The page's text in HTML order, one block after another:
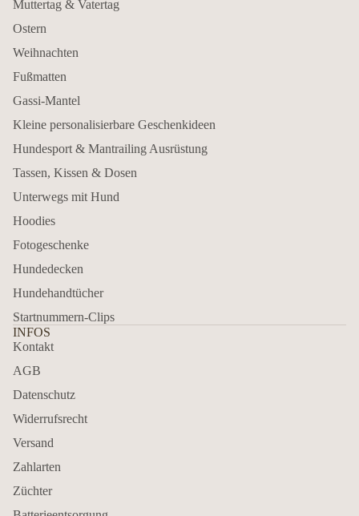
Muttertag & Vatertag
Ostern
Weihnachten
Fußmatten
Gassi-Mantel
Kleine personalisierbare Geschenkideen
Hundesport & Mantrailing Ausrüstung
Tassen, Kissen & Dosen
Unterwegs mit Hund
Hoodies
Fotogeschenke
Hundedecken
Hundehandtücher
Startnummern-Clips
INFOS
Kontakt
AGB
Datenschutz
Widerrufsrecht
Versand
Zahlarten
Züchter